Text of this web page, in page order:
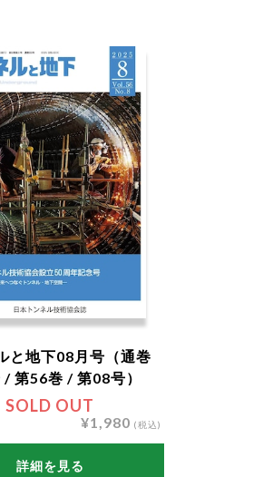
SOLD OUT
と地下08月号（通巻
第56巻 / 第08号）
¥1,980 (税込)
詳細を見る